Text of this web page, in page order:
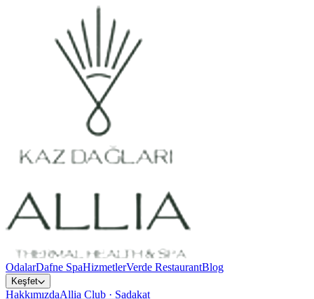
OdalarDafne SpaHizmetlerVerde RestaurantBlog
Keşfet
HakkımızdaAllia Club · Sadakat